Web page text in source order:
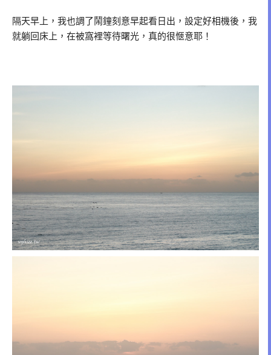
隔天早上，我也調了鬧鐘刻意早起看日出，設定好相機後，我
就躺回床上，在被窩裡等待曙光，真的很愜意耶！